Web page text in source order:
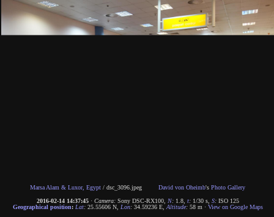
Marsa Alam & Luxor, Egypt / dsc_3096.jpeg David von Oheimb's Photo Gallery
2016-02-14 14:37:45· Camera:Sony DSC-RX100, N:1.8, t:1/30 s, S:ISO 125
Geographical position: Lat: 25.55606 N, Lon: 34.59236 E, Altitude: 58 m · View on Google Maps